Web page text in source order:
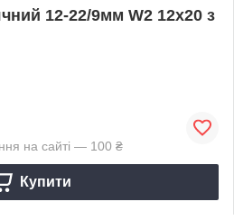
12-22/9мм W2 12х20 з
на сайті — 100 ₴
Купити